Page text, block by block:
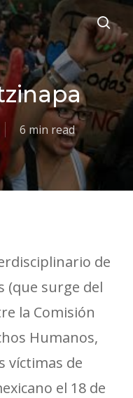
6 min read
de
(que surge del
la Comisión
Humanos,
víctimas de
el 18 de